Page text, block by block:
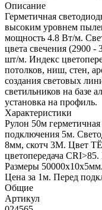
Описание
Герметичная
высоким уровнем
мощность 4.8 Вт/м.
цвета свечения (2900 -
шт/м. Индекс
потолков, ниш, стен,
создания световых
светильников на базе
установка на профиль.
Характеристики
Рулон 50м
подключения 5м.
8мм, скотч 3М. Цвет
цветопередача
Размеры
Цена за 1м. Перед
Общие
Артикул